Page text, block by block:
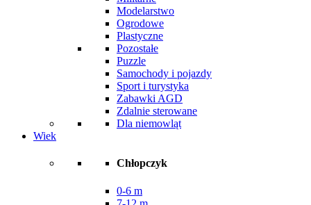
Modelarstwo
Ogrodowe
Plastyczne
Pozostałe
Puzzle
Samochody i pojazdy
Sport i turystyka
Zabawki AGD
Zdalnie sterowane
Dla niemowląt
Wiek
Chłopczyk
0-6 m